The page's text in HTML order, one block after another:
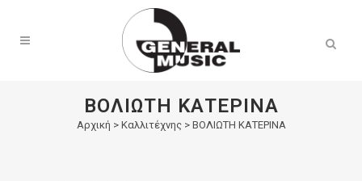
ΒΟΛΙΩΤΗ ΚΑΤΕΡΙΝΑ
Αρχική > Καλλιτέχνης > ΒΟΛΙΩΤΗ ΚΑΤΕΡΙΝΑ